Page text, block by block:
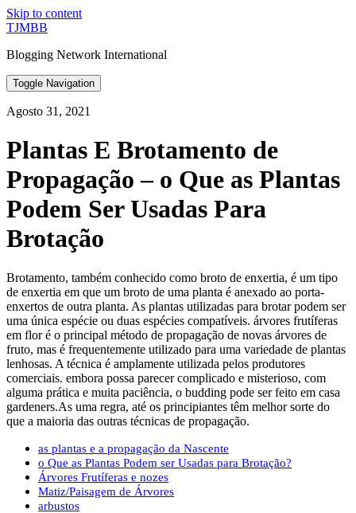
Skip to content
TJMBB
Blogging Network International
Toggle Navigation
Agosto 31, 2021
Plantas E Brotamento de
Propagação – o Que as Plantas
Podem Ser Usadas Para
Brotação
Brotamento, também conhecido como broto de enxertia, é um tipo
de enxertia em que um broto de uma planta é anexado ao porta-
enxertos de outra planta. As plantas utilizadas para brotar podem ser
uma única espécie ou duas espécies compatíveis. árvores frutíferas
em flor é o principal método de propagação de novas árvores de
fruto, mas é frequentemente utilizado para uma variedade de plantas
lenhosas. A técnica é amplamente utilizada pelos produtores
comerciais. embora possa parecer complicado e misterioso, com
alguma prática e muita paciência, o budding pode ser feito em casa
gardeners.As uma regra, até os principiantes têm melhor sorte do
que a maioria das outras técnicas de propagação.
as plantas e a propagação da Nascente
o Que as Plantas Podem ser Usadas para Brotação?
Árvores Frutíferas e nozes
Matiz/Paisagem de Árvores
arbustos